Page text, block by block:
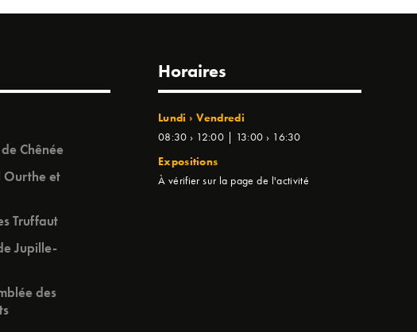
Chênée
Ourthe et
Truffaut
Jupille-
des
Horaires
Lundi › Vendredi
08:30 › 12:00 | 13:00 › 16:30
Expositions
À vérifier sur la page de l'activité